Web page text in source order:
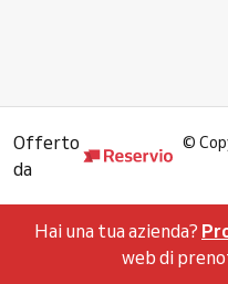
Offerto
da
©
Hai una tua azienda?
web di